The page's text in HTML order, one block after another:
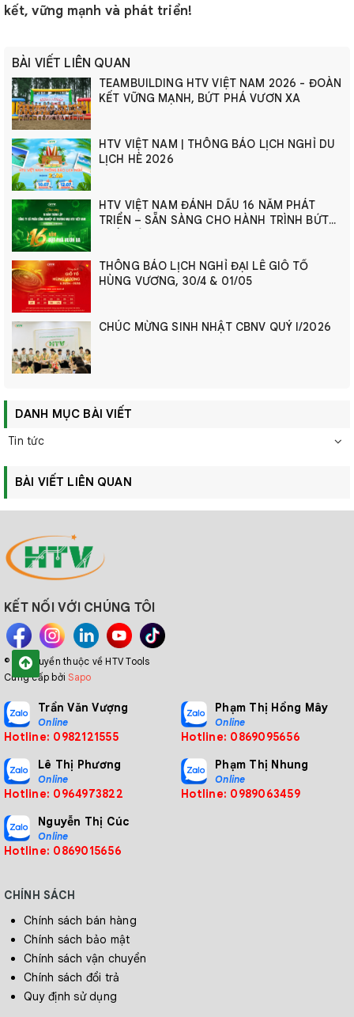
kết, vững mạnh và phát triển!
BÀI VIẾT LIÊN QUAN
TEAMBUILDING HTV VIỆT NAM 2026 - ĐOÀN
KẾT VỮNG MẠNH, BỨT PHÁ VƯƠN XA
HTV VIỆT NAM | THÔNG BÁO LỊCH NGHỈ DU
LỊCH HÈ 2026
HTV VIỆT NAM ĐÁNH DẤU 16 NĂM PHÁT
TRIỂN – SẴN SÀNG CHO HÀNH TRÌNH BỨT
THÔNG BÁO LỊCH NGHỈ ĐẠI LỄ GIỖ TỔ
HÙNG VƯƠNG, 30/4 & 01/05
CHÚC MỪNG SINH NHẬT CBNV QUÝ I/2026
DANH MỤC BÀI VIẾT
Tin tức
BÀI VIẾT LIÊN QUAN
KẾT NỐI VỚI CHÚNG TÔI
© Bản quyền thuộc về HTV Tools
Cung cấp bởiSapo
Trần Văn Vượng
Online
Hotline: 0982121555
Phạm Thị Hồng Mây
Online
Hotline: 0869095656
Lê Thị Phương
Online
Hotline: 0964973822
Phạm Thị Nhung
Online
Hotline: 0989063459
Nguyễn Thị Cúc
Online
Hotline: 0869015656
CHÍNH SÁCH
Chính sách bán hàng
Chính sách bảo mật
Chính sách vận chuyển
Chính sách đổi trả
Quy định sử dụng